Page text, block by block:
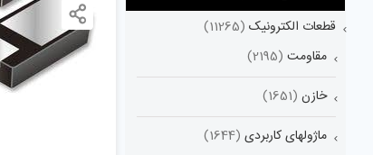
قطعات الکترونیک (11265)
مقاومت (2195)
خازن (1651)
ماژولهای کاربردی (1644)